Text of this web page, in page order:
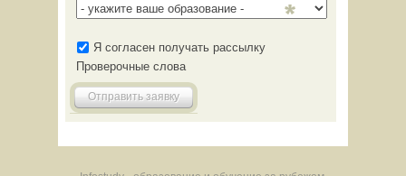
Я согласен получать рассылку
Проверочные слова
Отправить заявку